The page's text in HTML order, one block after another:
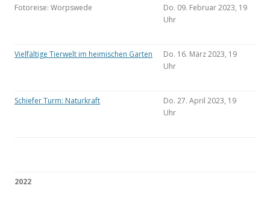
Fotoreise: Worpswede
Do. 09. Februar 2023, 19
Uhr
Vielfältige Tierwelt im heimischen Garten
Do. 16. März 2023, 19
Uhr
Schiefer Turm: Naturkraft
Do. 27. April 2023, 19
Uhr
2022